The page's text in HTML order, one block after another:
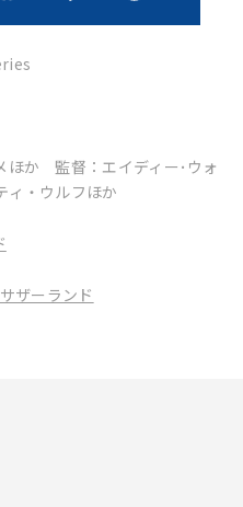
ほか 監督：エイディー･ウォ
ィ・ウルフほか
ザーランド